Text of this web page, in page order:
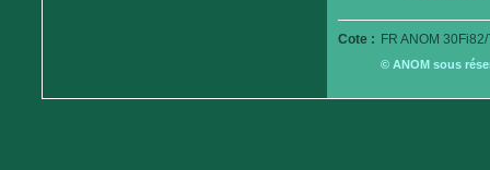
Cote : FR ANOM
© ANOM sous